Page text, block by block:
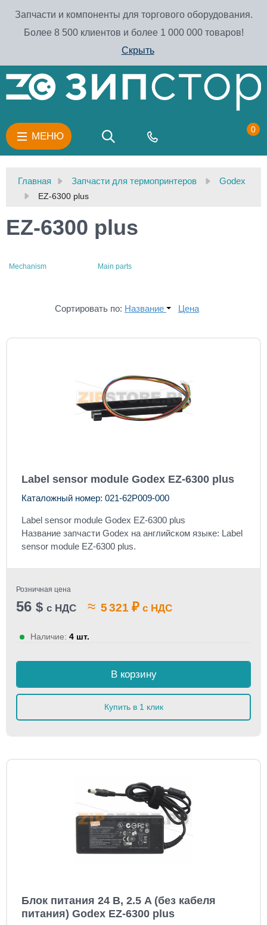
Запчасти и компоненты для торгового оборудования.
Более 8 500 клиентов и более 1 000 000 товаров!
Скрыть
МЕНЮ
0
Главная Запчасти для термопринтеров Godex
EZ-6300 plus
EZ-6300 plus
Mechanism Main parts
Сортировать по: Название Цена
Label sensor module Godex EZ-6300 plus
Каталожный номер: 021-62P009-000
Label sensor module Godex EZ-6300 plus
Название запчасти Godex на английском языке: Label
sensor module EZ-6300 plus.
Розничная цена
56 $ с НДС ≈ 5 321 ₽ с НДС
Наличие: 4 шт.
В корзину
Купить в 1 клик
Блок питания 24 В, 2.5 A (без кабеля
питания) Godex EZ-6300 plus